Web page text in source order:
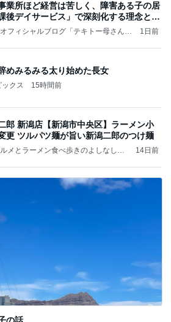
業所ほど経営は苦しく、障害ある子の居
後デイサービス」で深刻化する理念と現
フィシャルブログ「テキトー母さんの
1日前
めみるみる太り始めた長女
クス 15時間前
郎 新潟店【新潟市中央区】ラーメン小
更 ツルパツ麺が旨い新潟二郎のつけ麺
メとラーメン食べ歩きのよしなしご
14日前
の話